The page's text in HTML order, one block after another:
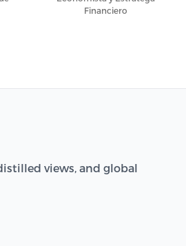
Financiero
views, and global